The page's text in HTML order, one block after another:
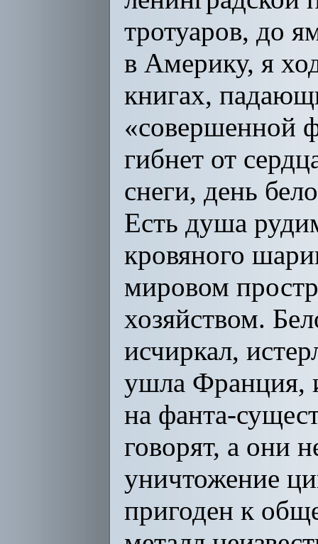
тротуаров, до
в Америку, я
книгах,
«совершенной
гибнет от
снеги, день
Есть душа
кровяного
мировом
хозяйством.
исчиркал,
ушла Франция,
на фанта-
говорят, а они
уничтожение
пригоден к